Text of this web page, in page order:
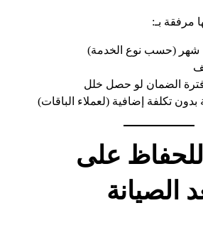
مرفقة بـ:
فترة الضمان لو حصل خلل
تكلفة إضافية (لعملاء الباقات)
على
الصيانة